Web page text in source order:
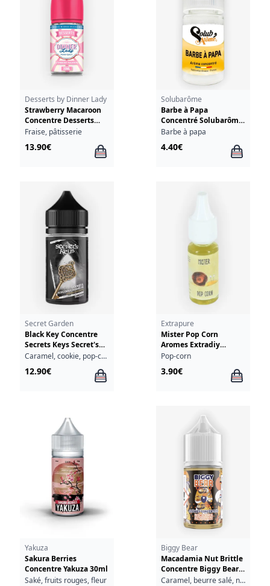
Desserts by Dinner Lady
Strawberry Macaroon
Concentre Desserts
Dinner Lady 30ml
Fraise, pâtisserie
13.90€
Solubarôme
Barbe à Papa
Concentré Solubarôme
30ml
Barbe à papa
4.40€
Secret Garden
Black Key Concentre
Secrets Keys Secret's
Lab 30ml
Caramel, cookie, pop-corn
12.90€
Extrapure
Mister Pop Corn
Aromes Extradiy
Extrapure 10ml
Pop-corn
3.90€
Yakuza
Sakura Berries
Concentre Yakuza 30ml
Saké, fruits rouges, fleur
Biggy Bear
Macadamia Nut Brittle
Concentre Biggy Bear
30ml
Caramel, beurre salé, noix de macadamia, vanille